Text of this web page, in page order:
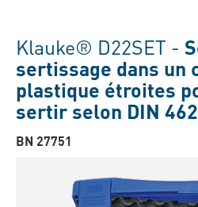
Klauke® D22SET -
sertissage dans un
plastique étroites
sertir selon DIN
BN 27751